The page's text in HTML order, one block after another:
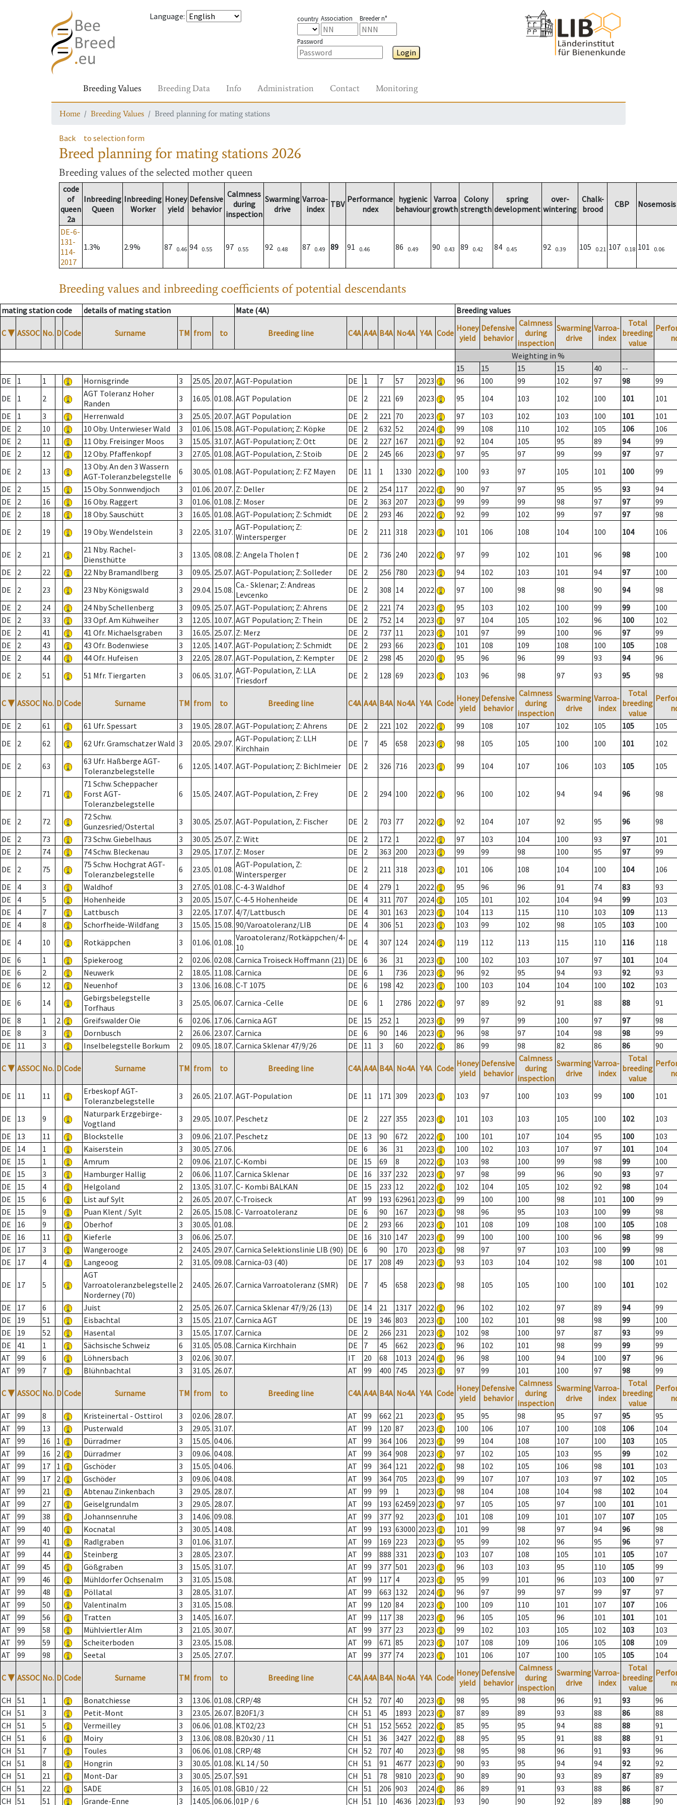
Language: country Association Breeder n°
Password
Login
Breeding Values Breeding Data Info Administration Contact Monitoring
Home Breeding Values Breed planning for mating stations
Back to selection form
Breed planning for mating stations 2026
Breeding values of the selected mother queen
code
of
queen
2a
Inbreeding
Queen
Inbreeding
Worker
Honey
yield
Defensive
behavior
Calmness
during
inspection
Swarming
drive
Varroa-
index
TBV Performance
ndex
hygienic
behaviour
Varroa
growth
Colony
strength
spring
development
over-
wintering
Chalk-
brood
CBP Nosemosis
DE-6-
131-
114-
2017
1.3% 2.9% 87 0.46 94 0.55 97 0.55 92 0.48 87 0.49 89 91 0.46 86 0.49 90 0.43 89 0.42 84 0.45 92 0.39 105 0.21 107 0.18 101 0.06
Breeding values and inbreeding coefficients of potential descendants
mating station code details of mating station Mate (4A) Breeding values
C ▼ ASSOC No. D Code Surname TM from to Breeding line C4A A4A B4A No4A Y4A Code Honey
yield
Defensive
behavior
Calmness
during
inspection
Swarming
drive
Varroa-
index
Total
breeding
value
Weighting in %
15
15 15 15 40
--
DE
1 1 Hornisgrinde 3 25.05. 20.07. AGT-Population DE 1 7 57 2023 96 100 99 102 97 98
99
DE
1 2
AGT Toleranz Hoher
Randen
3 16.05. 01.08. AGT Population DE 2 221 69 2023 95 104 103 102 100 101
101
DE
1 3 Herrenwald 3 25.05. 20.07. AGT Population DE 2 221 70 2023 97 103 102 103 100 101
101
DE
2 10 10 Oby. Unterwieser Wald 3 01.06. 15.08. AGT-Population; Z: Köpke DE 2 632 52 2024 99 108 110 102 105 106
106
DE
2 11 11 Oby. Freisinger Moos 3 15.05. 31.07. AGT-Population; Z: Ott DE 2 227 167 2021 92 104 105 95 89 94
99
DE
2 12 12 Oby. Pfaffenkopf 3 27.05. 01.08. AGT-Population, Z: Stoib DE 2 245 66 2023 97 95 97 99 99 97
97
DE
2 13
13 Oby. An den 3 Wassern
AGT-Toleranzbelegstelle
6 30.05. 01.08. AGT-Population; Z: FZ Mayen DE 11 1 1330 2022 100 93 97 105 101 100
99
DE
2 15 15 Oby. Sonnwendjoch 3 01.06. 20.07. Z: Deller DE 2 254 117 2022 90 97 97 95 95 93
94
DE
2 16 16 Oby. Raggert 3 01.06. 01.08. Z: Moser DE 2 363 207 2023 99 99 99 98 97 97
99
DE
2 18 18 Oby. Sauschütt 3 16.05. 01.08. AGT-Population; Z: Schmidt DE 2 293 46 2022 92 99 102 99 97 97
98
DE
2 19 19 Oby. Wendelstein 3 22.05. 31.07. AGT-Population; Z:
Wintersperger
DE 2 211 318 2023 101 106 108 104 100 104 106
DE 2 21
21 Nby. Rachel-
Diensthütte
3 13.05. 08.08. Z: Angela Tholen † DE 2 736 240 2022 97 99 102 101 96 98
100
DE
2 22 22 Nby Bramandlberg 3 09.05. 25.07. AGT-Population; Z: Solleder DE 2 256 780 2023 94 102 103 101 94 97
100
DE
2 23 23 Nby Königswald 3 29.04. 15.08. Ca.- Sklenar; Z: Andreas
Levcenko
DE 2 308 14 2022 97 100 98 98 90 94
98
DE
2 24 24 Nby Schellenberg 3 09.05. 25.07. AGT-Population; Z: Ahrens DE 2 221 74 2023 95 103 102 100 99 99
100
DE
2 33 33 Opf. Am Kühweiher 3 12.05. 10.07. AGT Population; Z: Thein DE 2 752 14 2023 97 104 105 102 96 100
102
DE
2 41 41 Ofr. Michaelsgraben 3 16.05. 25.07. Z: Merz DE 2 737 11 2023 101 97 99 100 96 97
99
DE
2 43 43 Ofr. Bodenwiese 3 12.05. 14.07. AGT-Population; Z: Schmidt DE 2 293 66 2023 101 108 109 108 100 105
108
DE
2 44 44 Ofr. Hufeisen 3 22.05. 28.07. AGT-Population, Z: Kempter DE 2 298 45 2020 95 96 96 99 93 94
96
DE
2 51 51 Mfr. Tiergarten 3 06.05. 31.07. AGT-Population, Z: LLA
Triesdorf
DE 2 128 69 2023 103 96 98 97 93 95 98
C ▼ ASSOC No. D Code Surname TM from to Breeding line C4A A4A B4A No4A Y4A Code Honey
yield
Defensive
behavior
Calmness
during
inspection
Swarming
drive
Varroa-
index
Total
breeding
value
DE
2 61 61 Ufr. Spessart 3 19.05. 28.07. AGT-Population; Z: Ahrens DE 2 221 102 2022 99 108 107 102 105 105
105
DE
2 62 62 Ufr. Gramschatzer Wald 3 20.05. 29.07. AGT-Population; Z: LLH
Kirchhain
DE 7 45 658 2023 98 105 105 100 100 101 102
DE 2 63
63 Ufr. Haßberge AGT-
Toleranzbelegstelle
6 12.05. 14.07. AGT-Population; Z: Bichlmeier DE 2 326 716 2023 99 104 107 106 103 105 105
DE 2 71
71 Schw. Scheppacher
Forst AGT-
Toleranzbelegstelle
6 15.05. 24.07. AGT-Population, Z: Frey DE 2 294 100 2022 96 100 102 94 94 96 98
DE 2 72
72 Schw.
Gunzesried/Ostertal
3 30.05. 25.07. AGT-Population, Z: Fischer DE 2 703 77 2022 92 104 107 92 95 96
98
DE
2 73 73 Schw. Giebelhaus 3 30.05. 25.07. Z: Witt DE 2 172 1 2022 97 103 104 100 93 97
101
DE
2 74 74 Schw. Bleckenau 3 29.05. 17.07. Z: Moser DE 2 363 200 2023 99 99 98 100 95 97
99
DE
2 75
75 Schw. Hochgrat AGT-
Toleranzbelegstelle
6 23.05. 01.08. AGT-Population, Z:
Wintersperger
DE 2 211 318 2023 101 106 108 104 100 104
106
DE
4 3 Waldhof 3 27.05. 01.08. C-4-3 Waldhof DE 4 279 1 2022 95 96 96 91 74 83
93
DE
4 5 Hohenheide 3 20.05. 15.07. C-4-5 Hohenheide DE 4 311 707 2024 105 101 102 104 94 99
103
DE
4 7 Lattbusch 3 22.05. 17.07. 4/7/Lattbusch DE 4 301 163 2023 104 113 115 110 103 109
113
DE
4 8 Schorfheide-Wildfang 3 15.05. 15.08. 90/Varoatoleranz/LIB DE 4 306 51 2023 103 99 102 98 105 103
100
DE
4 10 Rotkäppchen 3 01.06. 01.08. Varoatoleranz/Rotkäppchen/4-
10
DE 4 307 124 2024 119 112 113 115 110 116
118
DE
6 1 Spiekeroog 2 02.06. 02.08. Carnica Troiseck Hoffmann (21) DE 6 36 31 2023 100 102 103 107 97 101
104
DE
6 2 Neuwerk 2 18.05. 11.08. Carnica DE 6 1 736 2023 96 92 95 94 93 92
93
DE
6 12 Neuenhof 3 13.06. 16.08. C-T 1075 DE 6 198 42 2023 100 103 104 104 100 102
103
DE
6 14
Gebirgsbelegstelle
Torfhaus
3 25.05. 06.07. Carnica -Celle DE 6 1 2786 2022 97 89 92 91 88 88
91
DE
8 1 2 Greifswalder Oie 6 02.06. 17.06. Carnica AGT DE 15 252 1 2023 99 97 99 100 97 97
98
DE
8 3 Dornbusch 2 26.06. 23.07. Carnica DE 6 90 146 2023 96 98 97 104 98 98
99
DE
11 3 Inselbelegstelle Borkum 2 09.05. 18.07. Carnica Sklenar 47/9/26 DE 11 3 60 2022 86 99 98 82 86 86 90
C ▼ ASSOC No. D Code Surname TM from to Breeding line C4A A4A B4A No4A Y4A Code Honey
yield
Defensive
behavior
Calmness
during
inspection
Swarming
drive
Varroa-
index
Total
breeding
value
DE 11 11
Erbeskopf AGT-
Toleranzbelegstelle
3 26.05. 21.07. AGT-Population DE 11 171 309 2023 103 97 100 103 99 100 101
DE 13 9
Naturpark Erzgebirge-
Vogtland
3 29.05. 10.07. Peschetz DE 2 227 355 2023 101 103 103 105 100 102
103
DE
13 11 Blockstelle 3 09.06. 21.07. Peschetz DE 13 90 672 2022 100 101 107 104 95 100
103
DE
14 1 Kaiserstein 3 30.05. 27.06. DE 6 36 31 2023 100 102 103 107 97 101
104
DE
15 1 Amrum 2 09.06. 21.07. C-Kombi DE 15 69 8 2022 103 98 100 99 98 99
100
DE
15 3 Hamburger Hallig 2 06.06. 11.07. Carnica Sklenar DE 16 337 232 2023 97 98 99 96 90 93
97
DE
15 4 Helgoland 2 13.05. 31.07. C- Kombi BALKAN DE 15 233 12 2022 102 104 105 102 92 98
104
DE
15 6 List auf Sylt 2 26.05. 20.07. C-Troiseck AT 99 193 62961 2023 99 100 100 98 101 100
99
DE
15 9 Puan Klent / Sylt 2 26.05. 15.08. C- Varroatoleranz DE 6 90 167 2023 98 96 95 103 100 99
98
DE
16 9 Oberhof 3 30.05. 01.08. DE 2 293 66 2023 101 108 109 108 100 105
108
DE
16 11 Kieferle 3 06.06. 25.07. DE 16 310 147 2023 99 100 100 100 96 98
99
DE
17 3 Wangerooge 2 24.05. 29.07. Carnica Selektionslinie LIB (90) DE 6 90 170 2023 98 97 97 103 100 99
98
DE
17 4 Langeoog 2 31.05. 09.08. Carnica-03 (40) DE 17 208 49 2023 93 103 104 102 98 100 101
DE 17 5
AGT
Varroatoleranzbelegstelle
Norderney (70)
2 24.05. 26.07. Carnica Varroatoleranz (SMR) DE 7 45 658 2023 98 105 105 100 100 101 102
DE 17 6 Juist 2 25.05. 26.07. Carnica Sklenar 47/9/26 (13) DE 14 21 1317 2022 96 102 102 97 89 94
99
DE
19 51 Eisbachtal 3 15.05. 21.07. Carnica AGT DE 19 346 803 2023 100 102 101 98 98 99
100
DE
19 52 Hasental 3 15.05. 17.07. Carnica DE 2 266 231 2023 102 98 100 97 87 93
99
DE
41 1 Sächsische Schweiz 6 31.05. 05.08. Carnica Kirchhain DE 7 45 662 2023 96 102 101 98 99 99
99
AT
99 6 Löhnersbach 3 02.06. 30.07. IT 20 68 1013 2024 96 98 100 94 100 97
96
AT
99 7 Blühnbachtal 3 31.05. 26.07. AT 99 400 745 2023 97 99 101 100 97 98 99
C ▼ ASSOC No. D Code Surname TM from to Breeding line C4A A4A B4A No4A Y4A Code Honey
yield
Defensive
behavior
Calmness
during
inspection
Swarming
drive
Varroa-
index
Total
breeding
value
AT
99 8 Kristeinertal - Osttirol 3 02.06. 28.07. AT 99 662 21 2023 95 95 98 95 97 95
95
AT
99 13 Pusterwald 3 29.05. 31.07. AT 99 120 87 2023 100 106 107 100 108 106
104
AT
99 16 1 Dürradmer 3 15.05. 04.06. AT 99 364 106 2023 99 104 108 107 100 103
105
AT
99 16 2 Dürradmer 3 09.06. 04.08. AT 99 364 908 2023 97 102 105 103 95 99
102
AT
99 17 1 Gschöder 3 15.05. 04.06. AT 99 364 121 2022 98 102 105 106 98 101
103
AT
99 17 2 Gschöder 3 09.06. 04.08. AT 99 364 705 2023 99 107 107 103 97 102
105
AT
99 21 Abtenau Zinkenbach 3 29.05. 28.07. AT 99 99 1 2023 98 104 108 104 98 102
104
AT
99 27 Geiselgrundalm 3 29.05. 28.07. AT 99 193 62459 2023 97 105 105 97 100 101
101
AT
99 38 Johannsenruhe 3 14.06. 09.08. AT 99 377 92 2023 101 108 109 101 107 107
105
AT
99 40 Kocnatal 3 30.05. 14.08. AT 99 193 63000 2023 101 99 98 97 94 96
98
AT
99 41 Radlgraben 3 01.06. 31.07. AT 99 169 223 2023 95 99 102 96 95 96
97
AT
99 44 Steinberg 3 28.05. 23.07. AT 99 888 331 2023 103 107 108 105 101 105
107
AT
99 45 Gößgraben 3 15.05. 31.07. AT 99 377 501 2023 96 103 103 95 110 105
99
AT
99 46 Mühldorfer Ochsenalm 3 31.05. 15.08. AT 99 117 4 2023 95 99 101 96 103 100
97
AT
99 48 Pöllatal 3 28.05. 31.07. AT 99 663 132 2024 96 97 99 97 99 97
97
AT
99 50 Valentinalm 3 31.05. 15.08. AT 99 120 84 2023 100 109 110 101 107 107
106
AT
99 56 Tratten 3 14.05. 16.07. AT 99 117 38 2023 96 105 105 96 101 101
101
AT
99 58 Mühlviertler Alm 3 21.05. 30.07. AT 99 377 23 2023 99 102 103 105 102 103
103
AT
99 59 Scheiterboden 3 23.05. 15.08. AT 99 671 85 2023 107 108 109 106 105 108
109
AT
99 98 Seetal 3 25.05. 27.07. AT 99 377 74 2023 101 106 107 100 105 105 104
C ▼ ASSOC No. D Code Surname TM from to Breeding line C4A A4A B4A No4A Y4A Code Honey
yield
Defensive
behavior
Calmness
during
inspection
Swarming
drive
Varroa-
index
Total
breeding
value
CH
51 1 Bonatchiesse 3 13.06. 01.08. CRP/48 CH 52 707 40 2023 98 95 98 96 91 93
96
CH
51 3 Petit-Mont 3 23.05. 26.07. B20F1/3 CH 51 45 1893 2023 87 89 89 93 88 86
88
CH
51 5 Vermeilley 3 06.06. 01.08. KT02/23 CH 51 152 5652 2022 85 95 95 94 88 88
91
CH
51 6 Moiry 3 13.06. 08.08. B20x30 / 11 CH 51 36 3427 2022 88 95 95 91 88 88
91
CH
51 7 Toules 3 06.06. 01.08. CRP/48 CH 52 707 40 2023 98 95 98 96 91 93
96
CH
51 8 Hongrin 3 30.05. 01.08. KL 14 / 50 CH 51 91 4677 2023 90 93 95 94 94 92
92
CH
51 21 Mont-Dar 3 30.05. 25.07. S91 CH 51 78 9810 2023 90 89 90 93 89 87
89
CH
51 22 SADE 3 16.05. 01.08. GB10 / 22 CH 51 206 903 2024 86 89 91 93 88 86
87
CH
51 51 Grande-Enne 3 14.05. 06.06. 01P / 6 CH 51 10 4636 2023 93 90 90 92 89 88 90